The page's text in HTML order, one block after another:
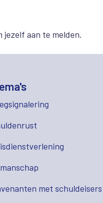
jezelf aan te melden.
met schuldeisers